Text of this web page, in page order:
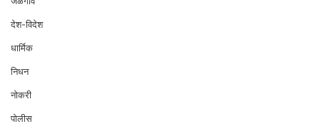
देश-विदेश
धार्मिक
निधन
नोकरी
पोलीस